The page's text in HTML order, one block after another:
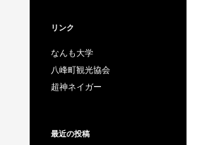
リンク
なんも大学
八峰町観光協会
超神ネイガー
最近の投稿